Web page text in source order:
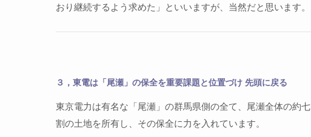
おり継続するよう求めた」といいますが、当然だと思います。
３，東電は「尾瀬」の保全を重要課題と位置づけ 先頭に戻る
東京電力は有名な「尾瀬」の群馬県側の全て、尾瀬全体の約七
割の土地を所有し、その保全に力を入れています。